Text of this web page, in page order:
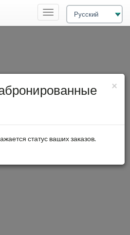
×
статус ваших заказов.
Переключатель
навигации